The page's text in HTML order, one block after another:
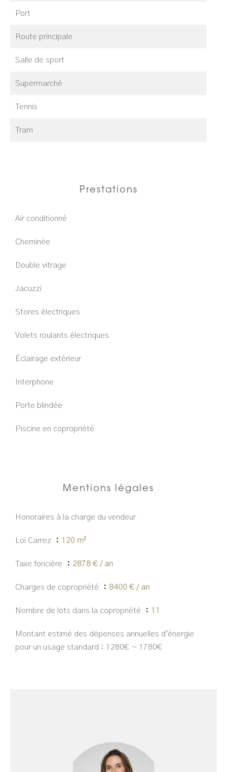
Port
Route principale
Salle de sport
Supermarché
Tennis
Tram
Prestations
Air conditionné
Cheminée
Double vitrage
Jacuzzi
Stores électriques
Volets roulants électriques
Éclairage extérieur
Interphone
Porte blindée
Piscine en copropriété
Mentions légales
Honoraires à la charge du vendeur
Loi Carrez 120 m²
Taxe foncière 2878 € / an
Charges de copropriété 8400 € / an
Nombre de lots dans la copropriété 11
Montant estimé des dépenses annuelles d'énergie
pour un usage standard : 1280€ ~ 1780€